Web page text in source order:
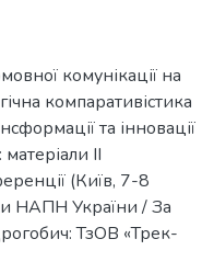
комунікації на
компаративістика
та інновації
ІІ
(Київ, 7-8
НАПН України / За
ТзОВ «Трек-